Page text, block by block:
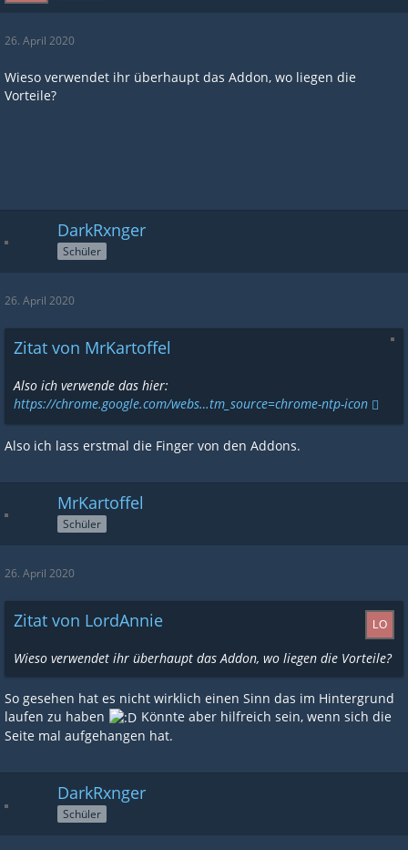
26. April 2020
Wieso verwendet ihr überhaupt das Addon, wo liegen die
Vorteile?
DarkRxnger
Schüler
26. April 2020
Zitat von MrKartoffel
Also ich verwende das hier:
https://chrome.google.com/webs…tm_source=chrome-ntp-icon
Also ich lass erstmal die Finger von den Addons.
MrKartoffel
Schüler
26. April 2020
Zitat von LordAnnie
Wieso verwendet ihr überhaupt das Addon, wo liegen die Vorteile?
So gesehen hat es nicht wirklich einen Sinn das im Hintergrund
laufen zu haben
Könnte aber hilfreich sein, wenn sich die
Seite mal aufgehangen hat.
DarkRxnger
Schüler